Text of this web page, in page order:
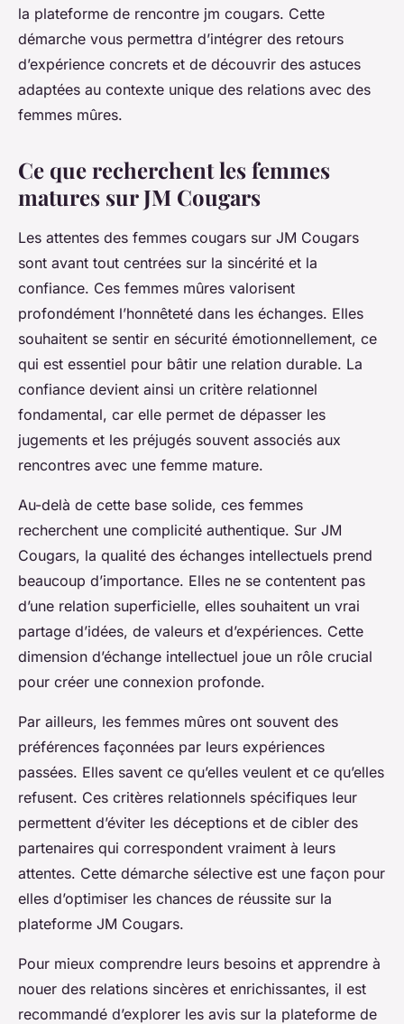
la plateforme de rencontre jm cougars. Cette
démarche vous permettra d’intégrer des retours
d’expérience concrets et de découvrir des astuces
adaptées au contexte unique des relations avec des
femmes mûres.
Ce que recherchent les femmes
matures sur JM Cougars
Les attentes des femmes cougars sur JM Cougars
sont avant tout centrées sur la sincérité et la
confiance. Ces femmes mûres valorisent
profondément l’honnêteté dans les échanges. Elles
souhaitent se sentir en sécurité émotionnellement, ce
qui est essentiel pour bâtir une relation durable. La
confiance devient ainsi un critère relationnel
fondamental, car elle permet de dépasser les
jugements et les préjugés souvent associés aux
rencontres avec une femme mature.
Au-delà de cette base solide, ces femmes
recherchent une complicité authentique. Sur JM
Cougars, la qualité des échanges intellectuels prend
beaucoup d’importance. Elles ne se contentent pas
d’une relation superficielle, elles souhaitent un vrai
partage d’idées, de valeurs et d’expériences. Cette
dimension d’échange intellectuel joue un rôle crucial
pour créer une connexion profonde.
Par ailleurs, les femmes mûres ont souvent des
préférences façonnées par leurs expériences
passées. Elles savent ce qu’elles veulent et ce qu’elles
refusent. Ces critères relationnels spécifiques leur
permettent d’éviter les déceptions et de cibler des
partenaires qui correspondent vraiment à leurs
attentes. Cette démarche sélective est une façon pour
elles d’optimiser les chances de réussite sur la
plateforme JM Cougars.
Pour mieux comprendre leurs besoins et apprendre à
nouer des relations sincères et enrichissantes, il est
recommandé d’explorer les avis sur la plateforme de